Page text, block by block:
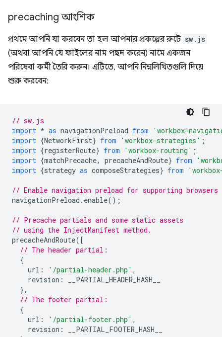
precaching আংশিক
প্রথমে আপনি যা করবেন তা হল আপনার প্রকল্পের রুটে sw.js
(অথবা আপনি যে ফাইলের নাম পছন্দ করেন) নামে একজন
পরিষেবা কর্মী তৈরি করুন। এটিতে, আপনি নিম্নলিখিতগুলি দিয়ে
শুরু করবেন:
// sw.js
import * as navigationPreload from
'workbox-
import {NetworkFirst} from 'workbox-strategies' ;
import {registerRoute} from 'workbox-routing' ;
import {matchPrecache, precacheAndRoute} from
import {strategy as composeStrategies} from
// Enable navigation preload for supporting browsers
navigationPreload . enable();
// Precache partials and some static assets
// using the InjectManifest method.
precacheAndRoute([
// The header partial:
{
url : '/partial-header.php' ,
revision :
__PARTIAL_HEADER_HASH__
},
// The footer partial:
{
url : '/partial-footer.php' ,
revision :
__PARTIAL_FOOTER_HASH__